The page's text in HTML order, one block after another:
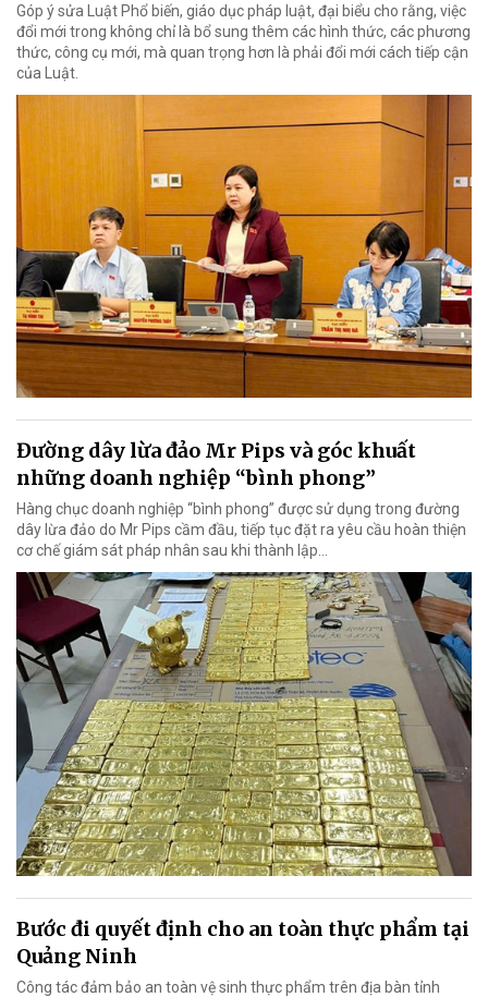
Góp ý sửa Luật Phổ biến, giáo dục pháp luật, đại biểu cho rằng, việc
đổi mới trong không chỉ là bổ sung thêm các hình thức, các phương
thức, công cụ mới, mà quan trọng hơn là phải đổi mới cách tiếp cận
của Luật.
Đường dây lừa đảo Mr Pips và góc khuất
những doanh nghiệp “bình phong”
Hàng chục doanh nghiệp “bình phong” được sử dụng trong đường
dây lừa đảo do Mr Pips cầm đầu, tiếp tục đặt ra yêu cầu hoàn thiện
cơ chế giám sát pháp nhân sau khi thành lập…
Bước đi quyết định cho an toàn thực phẩm tại
Quảng Ninh
Công tác đảm bảo an toàn vệ sinh thực phẩm trên địa bàn tỉnh